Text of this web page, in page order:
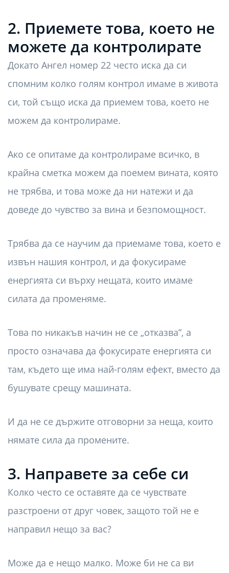
2. Приемете това, което не
можете да контролирате
Докато Ангел номер 22 често иска да си
спомним колко голям контрол имаме в живота
си, той също иска да приемем това, което не
можем да контролираме.
Ако се опитаме да контролираме всичко, в
крайна сметка можем да поемем вината, която
не трябва, и това може да ни натежи и да
доведе до чувство за вина и безпомощност.
Трябва да се научим да приемаме това, което е
извън нашия контрол, и да фокусираме
енергията си върху нещата, които имаме
силата да променяме.
Това по никакъв начин не се „отказва”, а
просто означава да фокусирате енергията си
там, където ще има най-голям ефект, вместо да
бушувате срещу машината.
И да не се държите отговорни за неща, които
нямате сила да промените.
3. Направете за себе си
Колко често се оставяте да се чувствате
разстроени от друг човек, защото той не е
направил нещо за вас?
Може да е нещо малко. Може би не са ви